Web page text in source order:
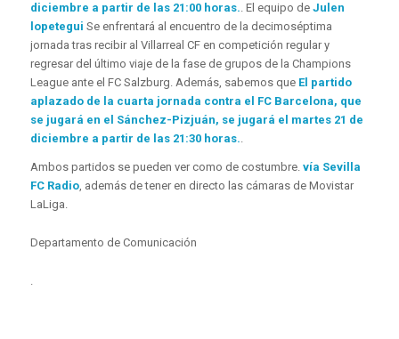
diciembre a partir de las 21:00 horas.. El equipo de Julen
lopetegui Se enfrentará al encuentro de la decimoséptima
jornada tras recibir al Villarreal CF en competición regular y
regresar del último viaje de la fase de grupos de la Champions
League ante el FC Salzburg. Además, sabemos que El partido
aplazado de la cuarta jornada contra el FC Barcelona, ​​que
se jugará en el Sánchez-Pizjuán, se jugará el martes 21 de
diciembre a partir de las 21:30 horas..
Ambos partidos se pueden ver como de costumbre. vía Sevilla
FC Radio, además de tener en directo las cámaras de Movistar
LaLiga.
Departamento de Comunicación
.